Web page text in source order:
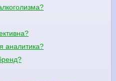
аналитика?